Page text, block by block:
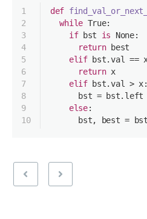
1
2
3
4
5
6
7
8
9
10
def
while True:
if bst is None:
return best
elif bst.val ==
return x
elif bst.val > x:
      bst = bst.left
else:
bst, best =